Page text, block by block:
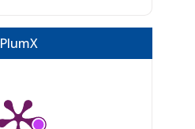
PlumX